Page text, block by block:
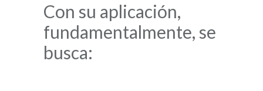
Con su aplicación,
fundamentalmente, se
busca: